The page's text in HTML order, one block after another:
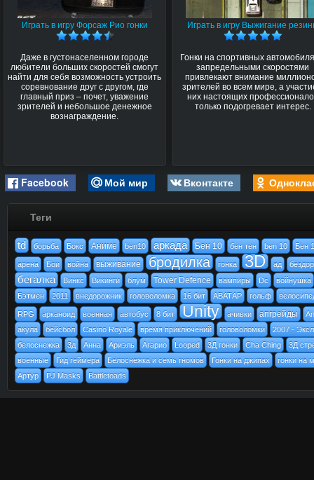
Играть в игру Форсаж Рио гонки
Даже в густонаселенном городе
любители больших скоростей смогут
найти для себя возможность устроить
соревнование друг с другом, где
главный приз – почет, уважение
зрителей и небольшое денежное
вознаграждение.
Играть в игру Выжигание
Гонки на спортивных
запредельными скоростями
привлекают внимание
зрителей во всем мире, а
них настоящих
только подогревает интерес.
Facebook Мой мир Вконтакте
Теги
td борьба Бокс Аниме ben10 аркада Бен 10 бен тен ben 10 Бен
арена Бои война выживание бродилка гонка 3D ад
бегалка Винкс Викинги блум Tower Defence вампиры Dc
войнушка
Бэтмен
2011 внедорожник головоломка 16 бит АВАТАР гольф
RPG арканоид военная автобус 8 бит Unity ачивки апгрейды
акула
бейсбол Casino Royale время приключений головоломки
2007 -
белоснежка
3д Анна Ариэль Агарио Looped 3Д гонки Cha Ching
3Д
военные
Гид геймера Белоснежка и семь гномов Гонки на джипах
гонки на
Артур
PJ Masks Battletoads